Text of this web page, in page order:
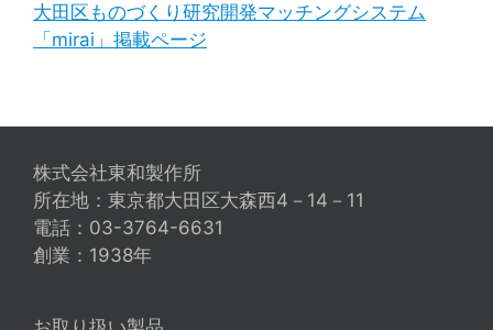
大田区ものづくり研究開発マッチングシステム
「mirai」掲載ページ
株式会社東和製作所
所在地：東京都大田区大森西4－14－11
電話：03-3764-6631
創業：1938年